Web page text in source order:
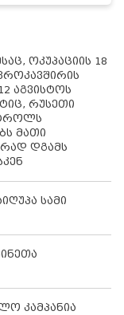
ოკუპაციის 18
აგვისტოს
რუსეთი
მათი
დგამს
სამი
კამპანია